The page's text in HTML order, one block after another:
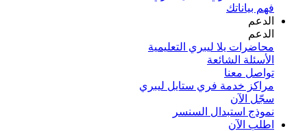
فهم بياناتك
الدعم
الدعم
محاضرات يلا ليبري التعليمية
الأسئلة الشائعة
تواصل معنا
مراكز خدمة فري ستايل ليبري
سجّل الآن​
نموذج استبدال السنسر
اطلب الآن